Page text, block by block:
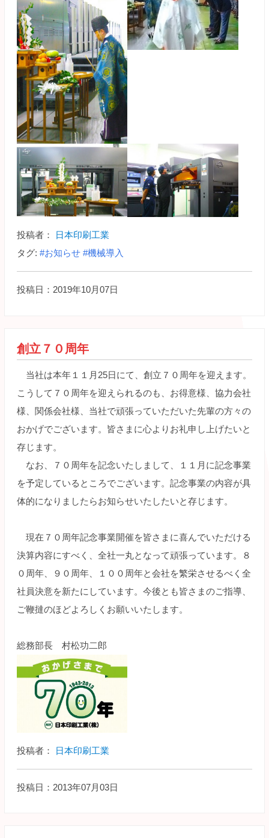
投稿者：
日本印刷工業
タグ: #お知らせ #機械導入
投稿日：2019年10月07日
創立７０周年
当社は本年１１月25日にて、創立７０周年を迎えます。
こうして７０周年を迎えられるのも、お得意様、協力会社
様、関係会社様、当社で頑張っていただいた先輩の方々の
おかげでございます。皆さまに心よりお礼申し上げたいと
存じます。
なお、７０周年を記念いたしまして、１１月に記念事業
を予定しているところでございます。記念事業の内容が具
体的になりましたらお知らせいたしたいと存じます。
現在７０周年記念事業開催を皆さまに喜んでいただける
決算内容にすべく、全社一丸となって頑張っています。８
０周年、９０周年、１００周年と会社を繁栄させるべく全
社員決意を新たにしています。今後とも皆さまのご指導、
ご鞭撻のほどよろしくお願いいたします。
総務部長 村松功二郎
投稿者： 日本印刷工業
投稿日：2013年07月03日